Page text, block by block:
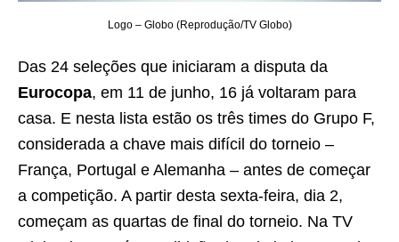
Logo – Globo (Reprodução/TV Globo)
Das 24 seleções que iniciaram a disputa da
Eurocopa, em 11 de junho, 16 já voltaram para
casa. E nesta lista estão os três times do Grupo F,
considerada a chave mais difícil do torneio –
França, Portugal e Alemanha – antes de começar
a competição. A partir desta sexta-feira, dia 2,
começam as quartas de final do torneio. Na TV